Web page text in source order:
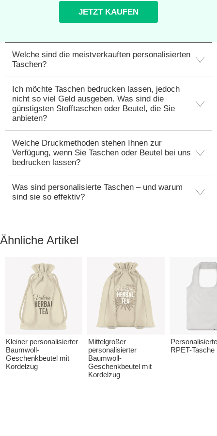
JETZT KAUFEN
Welche sind die meistverkauften personalisierten
Taschen?
Ich möchte Taschen bedrucken lassen, jedoch
nicht so viel Geld ausgeben. Was sind die
günstigsten Stofftaschen oder Beutel, die Sie
anbieten?
Welche Druckmethoden stehen Ihnen zur
Verfügung, wenn Sie Taschen oder Beutel bei uns
bedrucken lassen?
Was sind personalisierte Taschen – und warum
sind sie so effektiv?
Ähnliche Artikel
Kleiner personalisierter
Baumwoll-
Geschenkbeutel mit
Kordelzug
Mittelgroßer
personalisierter
Baumwoll-
Geschenkbeutel mit
Kordelzug
RPET-Tasche